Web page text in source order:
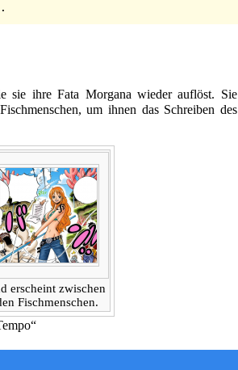
sie ihre Fata Morgana wieder auflöst. Sie
um ihnen das Schreiben des
erscheint zwischen
Fischmenschen.
“
23:50 Uhr geändert.